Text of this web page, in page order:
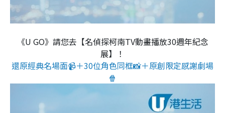
《U GO》請您去【名偵探柯南TV動畫播放30週年紀念
展】！
還原經典名場面📹＋30位角色同框📸＋原創限定感謝劇場
🍿